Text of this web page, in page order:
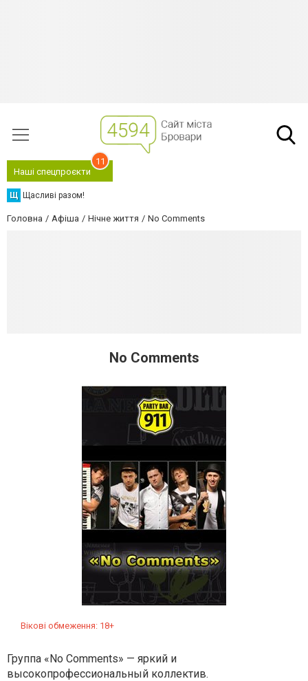
Наші спецпроєкти
11
Щ Щасливі разом!
Головна Афіша Нічне життя No Comments
No Comments
Вікові обмеження: 18+
Группа «No Comments» — яркий и
высокопрофессиональный коллектив.